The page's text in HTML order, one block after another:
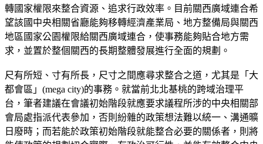
轉國家權限來整合資源、追求行政效率。目前關西廣域連合希
望該國中央相關省廳能夠移轉經濟產業局、地方整備局與關西
地區國家公園權限給關西廣域連合，使事務能夠貼合地方需
求，並置於整個關西的長期整體發展進行全面的規劃。
尺有所短、寸有所長，尺寸之間應尋求整合之道，尤其是「大
都會區」(mega city)的事務。就當前北北基桃的跨域治理平
台，筆者建議在會議初始階段就應要求議程所涉的中央相關部
會局處指派代表參加，否則紛雜的政策想法難以統一、溝通曠
日廢時；而若能於政策初始階段就能整合必要的關係者，則將